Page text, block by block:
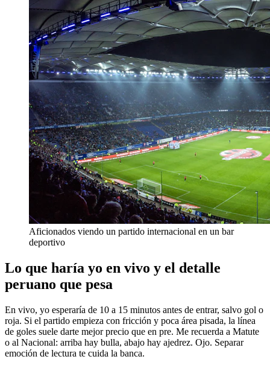
Aficionados viendo un partido internacional en un bar
deportivo
Lo que haría yo en vivo y el detalle
peruano que pesa
En vivo, yo esperaría de 10 a 15 minutos antes de entrar, salvo gol o
roja. Si el partido empieza con fricción y poca área pisada, la línea
de goles suele darte mejor precio que en pre. Me recuerda a Matute
o al Nacional: arriba hay bulla, abajo hay ajedrez. Ojo. Separar
emoción de lectura te cuida la banca.